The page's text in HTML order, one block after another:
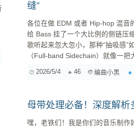
缝”
各位在做 EDM 或者 Hip-hop 混音
给 Bass 挂了一个大比例的侧链压
歌听起来忽大忽小，那种“抽吸感”如果不
（Full-band Sidechain）就像一
一：多带侧链压缩（Multi-...
2026/5/4 46 编曲小黑
母带处理必备！深度解
嘿，老铁们！我是你们的音乐制